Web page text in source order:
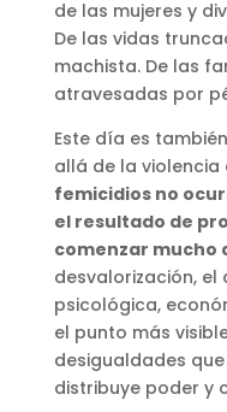
de las mujeres y
De las vidas
machista. De las
atravesadas por
Este día es
allá de la violencia
femicidios no
el resultado de
comenzar mucho
desvalorización, el
psicológica,
el punto más
desigualdades
distribuye poder y